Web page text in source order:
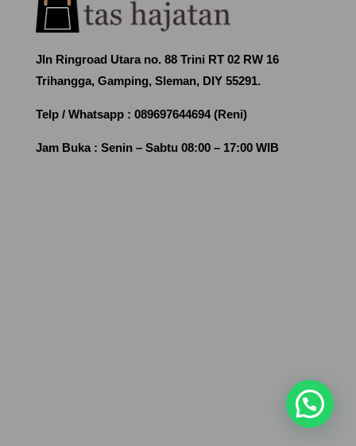
Jln Ringroad Utara no. 88 Trini RT 02 RW 16
Trihangga, Gamping, Sleman, DIY 55291.
Telp / Whatsapp : 089697644694 (Reni)
Jam Buka : Senin – Sabtu 08:00 – 17:00 WIB